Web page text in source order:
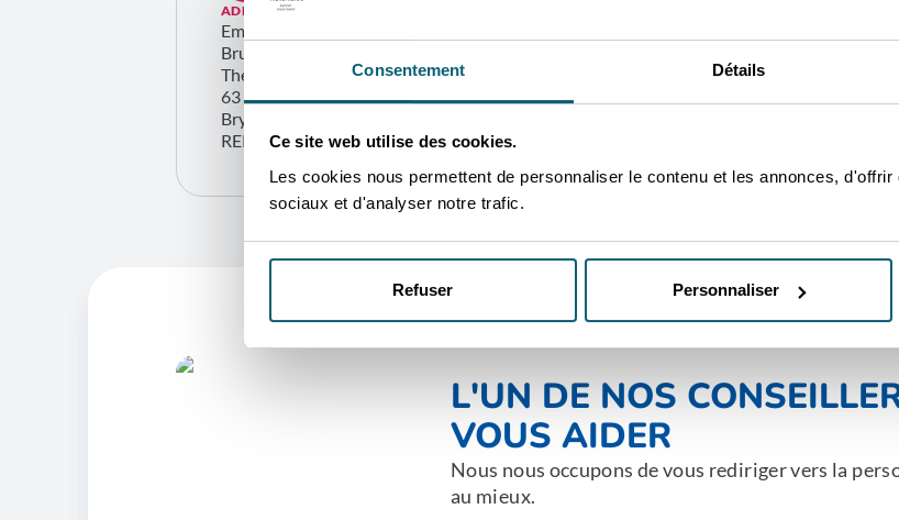
Consentement Détails
Ce site web utilise des cookies.
Les cookies nous permettent de personnaliser le contenu et les annonces,
sociaux et d'analyser notre trafic.
Refuser Personnaliser
ADRESSE
Embassy of Belgium Wallonia
Brussels – Trade Commission
The Station
63 Peter Place
Bryanston 2021 (Johannesbourg)
REPUBLIC OF SOUTH AFRICA
L'UN DE NOS
VOUS AIDER
Nous nous occupons de vous rediriger vers la
au mieux.